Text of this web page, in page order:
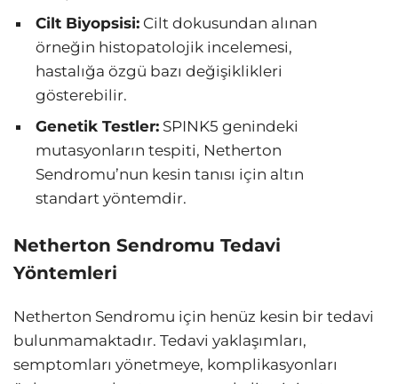
Cilt Biyopsisi: Cilt dokusundan alınan
örneğin histopatolojik incelemesi,
hastalığa özgü bazı değişiklikleri
gösterebilir.
Genetik Testler: SPINK5 genindeki
mutasyonların tespiti, Netherton
Sendromu’nun kesin tanısı için altın
standart yöntemdir.
Netherton Sendromu Tedavi
Yöntemleri
Netherton Sendromu için henüz kesin bir tedavi
bulunmamaktadır. Tedavi yaklaşımları,
semptomları yönetmeye, komplikasyonları